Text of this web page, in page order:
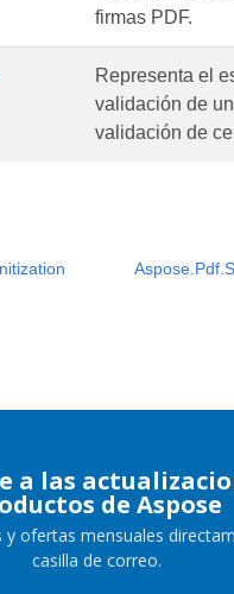
firmas PDF.
Representa el
validación de
validación de
a las
de Aspose
y ofertas mensuales
casilla de correo.